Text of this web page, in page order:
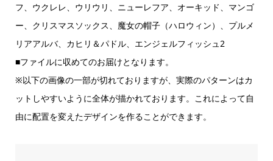
フ、ウクレレ、ウリウリ、ニューレフア、オーキッド、マンゴ
ー、クリスマスソックス、魔女の帽子（ハロウィン）、プルメ
リアアルバ、カヒリ＆パドル、エンジェルフィッシュ2
■ファイルに収めてのお届けとなります。
※以下の画像の一部が切れておりますが、実際のパターンはカ
ットしやすいように全体が描かれております。これによって自
由に配置を変えたデザインを作ることができます。